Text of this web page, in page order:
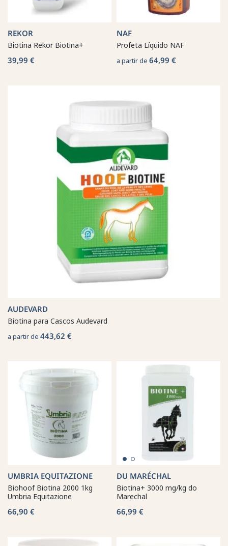
REKOR
Biotina Rekor Biotina+
39,99 €
NAF
Profeta Líquido NAF
a partir de 64,99 €
AUDEVARD
Biotina para Cascos Audevard
a partir de 443,62 €
UMBRIA EQUITAZIONE
Biohoof Biotina 2000 1kg
Umbria Equitazione
66,90 €
DU MARÉCHAL
Biotina+ 3000 mg/kg do
Marechal
66,99 €